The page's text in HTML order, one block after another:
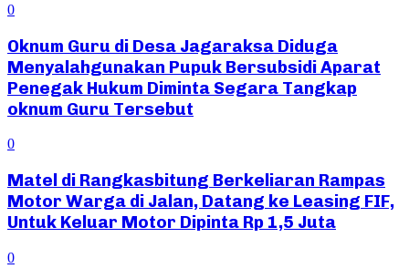
0
Oknum Guru di Desa Jagaraksa Diduga
Menyalahgunakan Pupuk Bersubsidi Aparat
Penegak Hukum Diminta Segara Tangkap
oknum Guru Tersebut
0
Matel di Rangkasbitung Berkeliaran Rampas
Motor Warga di Jalan, Datang ke Leasing FIF,
Untuk Keluar Motor Dipinta Rp 1,5 Juta
0